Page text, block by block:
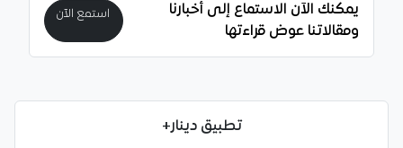
يمكنك الآن الاستماع إلى أخبارنا
ومقالاتنا عوض قراءتها
استمع الآن
تطبيق دينار+